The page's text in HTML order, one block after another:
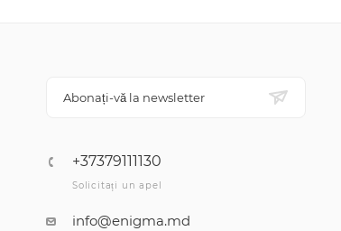
Abonați-vă la newsletter
+37379111130
Solicitați un apel
info@enigma.md